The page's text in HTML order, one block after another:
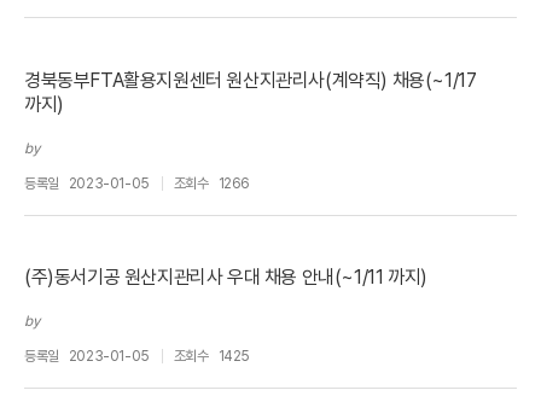
경북동부FTA활용지원센터 원산지관리사(계약직) 채용(~1/17
까지)
by
등록일 2023-01-05 조회수 1266
(주)동서기공 원산지관리사 우대 채용 안내(~1/11 까지)
by
등록일 2023-01-05 조회수 1425